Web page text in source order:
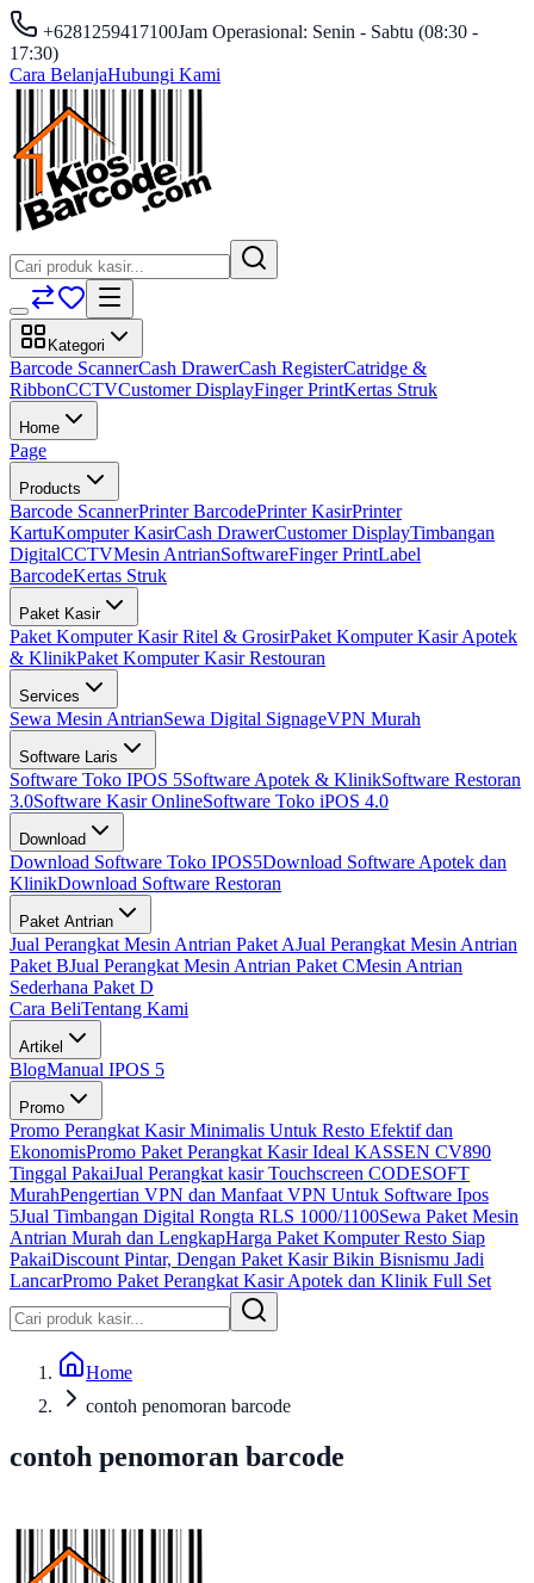
+6281259417100Jam Operasional: Senin - Sabtu (08:30 -
17:30)
Cara BelanjaHubungi Kami
Kategori
Barcode ScannerCash DrawerCash RegisterCatridge &
RibbonCCTVCustomer DisplayFinger PrintKertas Struk
Home
Page
Products
Barcode ScannerPrinter BarcodePrinter KasirPrinter
KartuKomputer KasirCash DrawerCustomer DisplayTimbangan
DigitalCCTVMesin AntrianSoftwareFinger PrintLabel
BarcodeKertas Struk
Paket Kasir
Paket Komputer Kasir Ritel & GrosirPaket Komputer Kasir Apotek
& KlinikPaket Komputer Kasir Restouran
Services
Sewa Mesin AntrianSewa Digital SignageVPN Murah
Software Laris
Software Toko IPOS 5Software Apotek & KlinikSoftware Restoran
3.0Software Kasir OnlineSoftware Toko iPOS 4.0
Download
Download Software Toko IPOS5Download Software Apotek dan
KlinikDownload Software Restoran
Paket Antrian
Jual Perangkat Mesin Antrian Paket AJual Perangkat Mesin Antrian
Paket BJual Perangkat Mesin Antrian Paket CMesin Antrian
Sederhana Paket D
Cara BeliTentang Kami
Artikel
BlogManual IPOS 5
Promo
Promo Perangkat Kasir Minimalis Untuk Resto Efektif dan
EkonomisPromo Paket Perangkat Kasir Ideal KASSEN CV890
Tinggal PakaiJual Perangkat kasir Touchscreen CODESOFT
MurahPengertian VPN dan Manfaat VPN Untuk Software Ipos
5Jual Timbangan Digital Rongta RLS 1000/1100Sewa Paket Mesin
Antrian Murah dan LengkapHarga Paket Komputer Resto Siap
PakaiDiscount Pintar, Dengan Paket Kasir Bikin Bisnismu Jadi
LancarPromo Paket Perangkat Kasir Apotek dan Klinik Full Set
Home
contoh penomoran barcode
contoh penomoran barcode